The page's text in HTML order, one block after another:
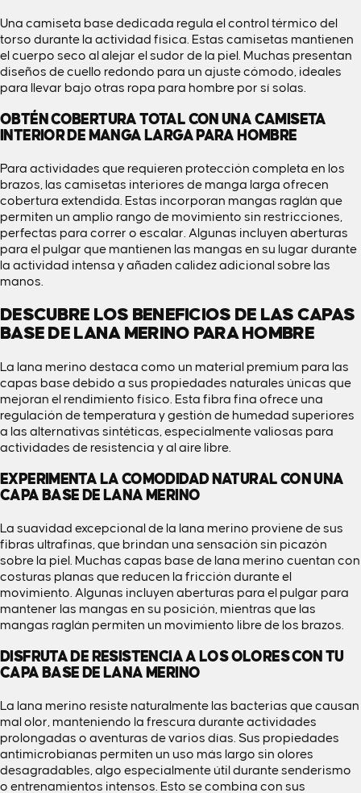
Una camiseta base dedicada regula el control térmico del
torso durante la actividad física. Estas camisetas mantienen
el cuerpo seco al alejar el sudor de la piel. Muchas presentan
diseños de cuello redondo para un ajuste cómodo, ideales
para llevar bajo otras ropa para hombre por sí solas.
OBTÉN COBERTURA TOTAL CON UNA CAMISETA
INTERIOR DE MANGA LARGA PARA HOMBRE
Para actividades que requieren protección completa en los
brazos, las camisetas interiores de manga larga ofrecen
cobertura extendida. Estas incorporan mangas raglán que
permiten un amplio rango de movimiento sin restricciones,
perfectas para correr o escalar. Algunas incluyen aberturas
para el pulgar que mantienen las mangas en su lugar durante
la actividad intensa y añaden calidez adicional sobre las
manos.
DESCUBRE LOS BENEFICIOS DE LAS CAPAS
BASE DE LANA MERINO PARA HOMBRE
La lana merino destaca como un material premium para las
capas base debido a sus propiedades naturales únicas que
mejoran el rendimiento físico. Esta fibra fina ofrece una
regulación de temperatura y gestión de humedad superiores
a las alternativas sintéticas, especialmente valiosas para
actividades de resistencia y al aire libre.
EXPERIMENTA LA COMODIDAD NATURAL CON UNA
CAPA BASE DE LANA MERINO
La suavidad excepcional de la lana merino proviene de sus
fibras ultrafinas, que brindan una sensación sin picazón
sobre la piel. Muchas capas base de lana merino cuentan con
costuras planas que reducen la fricción durante el
movimiento. Algunas incluyen aberturas para el pulgar para
mantener las mangas en su posición, mientras que las
mangas raglán permiten un movimiento libre de los brazos.
DISFRUTA DE RESISTENCIA A LOS OLORES CON TU
CAPA BASE DE LANA MERINO
La lana merino resiste naturalmente las bacterias que causan
mal olor, manteniendo la frescura durante actividades
prolongadas o aventuras de varios días. Sus propiedades
antimicrobianas permiten un uso más largo sin olores
desagradables, algo especialmente útil durantesenderismo
o entrenamientos intensos. Esto se combina con sus